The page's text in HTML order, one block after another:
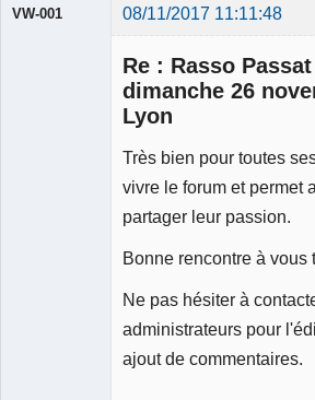
VW-001 08/11/2017 11:11:48
Re : Rasso Passat
dimanche 26
Lyon
Très bien pour toutes
vivre le forum et permet
partager leur passion.
Bonne rencontre à vous
Ne pas hésiter à
administrateurs pour
ajout de commentaires.